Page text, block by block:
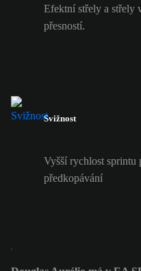
Efektní střely a střely
přesností.
Svižnost
Vyšší rychlost sprintu
předkopávání